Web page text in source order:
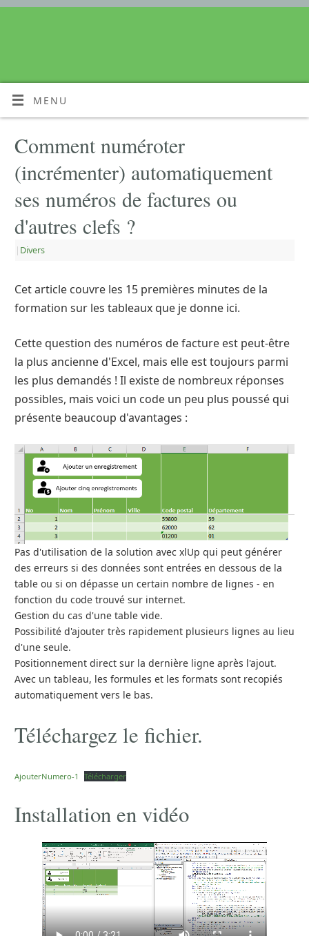
MENU
Comment numéroter
(incrémenter) automatiquement
ses numéros de factures ou
d'autres clefs ?
| Divers
Cet article couvre les 15 premières minutes de la
formation sur les tableaux que je donne ici.
Cette question des numéros de facture est peut-être
la plus ancienne d'Excel, mais elle est toujours parmi
les plus demandés ! Il existe de nombreux réponses
possibles, mais voici un code un peu plus poussé qui
présente beaucoup d'avantages :
Pas d'utilisation de la solution avec xlUp qui peut générer
des erreurs si des données sont entrées en dessous de la
table ou si on dépasse un certain nombre de lignes - en
fonction du code trouvé sur internet.
Gestion du cas d'une table vide.
Possibilité d'ajouter très rapidement plusieurs lignes au lieu
d'une seule.
Positionnement direct sur la dernière ligne après l'ajout.
Avec un tableau, les formules et les formats sont recopiés
automatiquement vers le bas.
Téléchargez le fichier.
AjouterNumero-1 Télécharger
Installation en vidéo